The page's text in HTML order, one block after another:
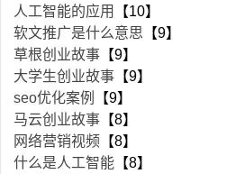
人工智能的应用
【10】
软文推广是什么意思 【9】
草根创业故事 【9】
大学生创业故事 【9】
seo优化案例
【9】
马云创业故事 【8】
网络营销视频 【8】
什么是人工智能 【8】